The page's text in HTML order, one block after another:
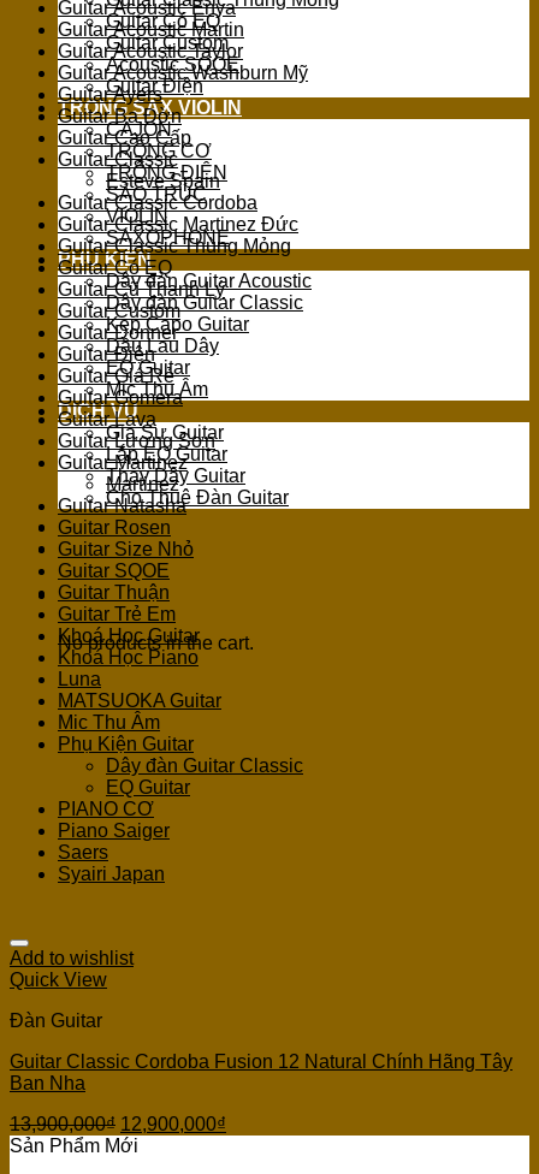
Guitar Có EQ
Guitar Custom
Acoustic SQOE
Guitar Điện
TRỐNG SAX VIOLIN
CAJON
TRỐNG CƠ
TRỐNG ĐIỆN
SÁO TRÚC
VIOLIN
SAXOPHONE
PHỤ KIỆN
Dây đàn Guitar Acoustic
Dây đàn Guitar Classic
Kẹp Capo Guitar
Dầu Lau Dây
EQ Guitar
Mic Thu Âm
DỊCH VỤ
Gia Sư Guitar
Lắp EQ Guitar
Thay Dây Guitar
Cho Thuê Đàn Guitar
Cart
No products in the cart.
Guitar Acoustic Enya
Guitar Acoustic Martin
Guitar Acoustic Taylor
Guitar Acoustic Washburn Mỹ
Guitar Ayers
Guitar Ba Đờn
Guitar Cao Cấp
Guitar Classic
Esteve Spain
Guitar Classic Cordoba
Guitar Classic Martinez Đức
Guitar Classic Thùng Mỏng
Guitar Có EQ
Guitar Cũ Thanh Lý
Guitar Custom
Guitar Donner
Guitar Điện
Guitar Giá Rẻ
Guitar Gomera
Guitar Lava
Guitar Lương Sơn
Guitar Martinez
Martinez
Guitar Natasha
Guitar Rosen
Guitar Size Nhỏ
Guitar SQOE
Guitar Thuận
Guitar Trẻ Em
Khoá Học Guitar
Khoá Học Piano
Luna
MATSUOKA Guitar
Mic Thu Âm
Phụ Kiện Guitar
Dây đàn Guitar Classic
EQ Guitar
PIANO CƠ
Piano Saiger
Saers
Syairi Japan
Add to wishlist
Quick View
Đàn Guitar
Guitar Classic Cordoba Fusion 12 Natural Chính Hãng Tây
Ban Nha
13,900,000₫ 12,900,000₫
Sản Phẩm Mới